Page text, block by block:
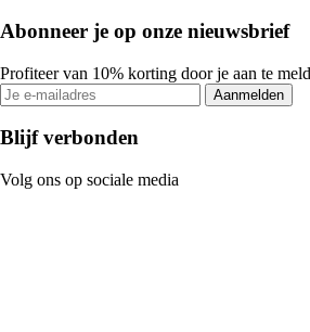
Abonneer je op onze nieuwsbrief
Profiteer van 10% korting door je aan te
Aanmelden
Blijf verbonden
Volg ons op sociale media